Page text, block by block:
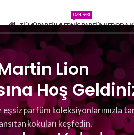
Lion
Hoş
parfüm koleksiyonlarımızla
kokuları keşfedin.
TÜMÜPARFÜMLERNIŞ PARFÜMLER
ÖZEL SERI
ODA